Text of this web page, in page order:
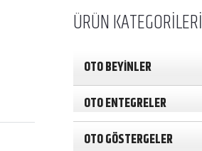
t
s
a
c
h
ÜRÜN KATEGORİLERİ
OTO BEYİNLER
OTO ENTEGRELER
OTO GÖSTERGELER